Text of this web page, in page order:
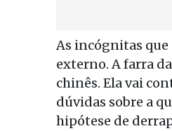
As incógnitas que
externo. A farra
chinês. Ela vai
dúvidas sobre a
hipótese de